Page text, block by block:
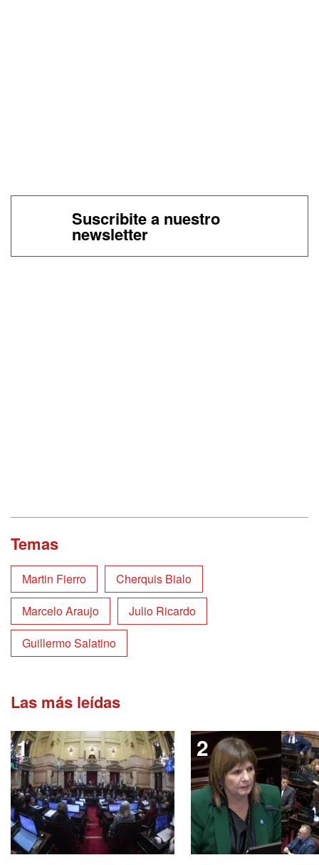
Suscribite a nuestro
newsletter
Temas
Martin Fierro
Cherquis Bialo
Marcelo Araujo
Julio Ricardo
Guillermo Salatino
Las más leídas